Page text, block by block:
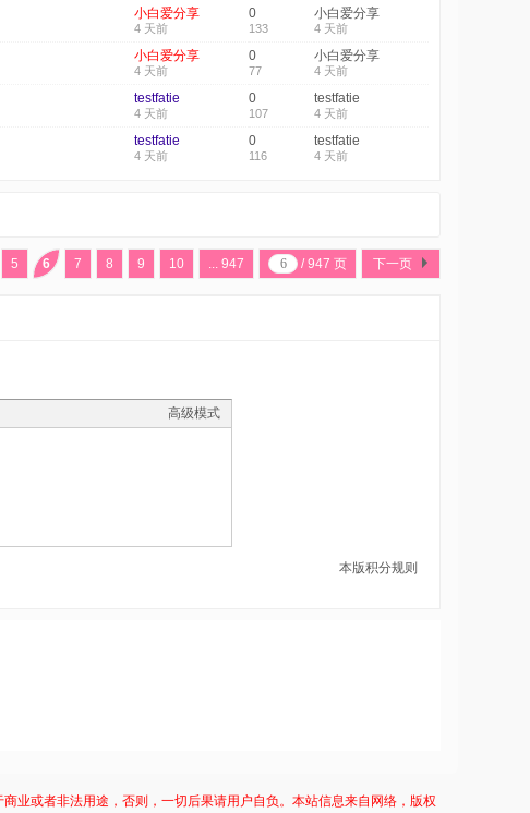
小白爱分享
4 天前
0
133
小白爱分享
4 天前
小白爱分享
4 天前
0
77
小白爱分享
4 天前
testfatie
4 天前
0
107
testfatie
4 天前
testfatie
4 天前
0
116
testfatie
4 天前
5 6 7 8 9 10 ... 947 / 947 页 下一页
高级模式
本版积分规则
业或者非法用途，否则，一切后果请用户自负。本站信息来自网络，版权